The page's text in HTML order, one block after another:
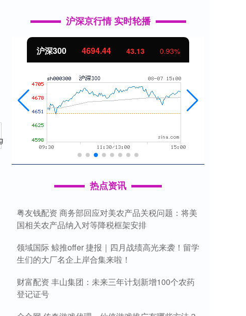
沪深京行情 实时轮播
沪深300 4694.44 43.13 0.93%
热点资讯
粤友钱配资 商务部回应对美农产品关税问题：将美
国相关农产品纳入对等降税框架安排
领域国际 鲸推offer 捷报｜四月战绩高光来袭！留学
生们的大厂名企上岸合集来啦！
财富配资 丰山集团：未来三年计划新增100个农药
登记证号